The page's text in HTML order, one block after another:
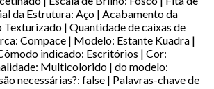
da Estrutura: Aço | Acabamento da
| Quantidade de caixas de
Compace | Modelo: Estante Kuadra |
indicado: Escritórios | Cor:
Multicolorido | do modelo:
necessárias?: false | Palavras-chave de